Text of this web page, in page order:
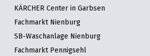
KÄRCHER Center in Garbsen
Fachmarkt Nienburg
SB-Waschanlage Nienburg
Fachmarkt Pennigsehl